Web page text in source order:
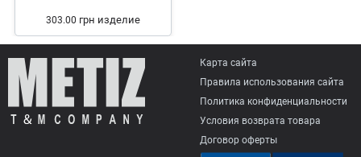
303.00 грн изделие
Карта сайта
Правила использования сайта
Политика конфиденциальности
Условия возврата товарa
Договор оферты